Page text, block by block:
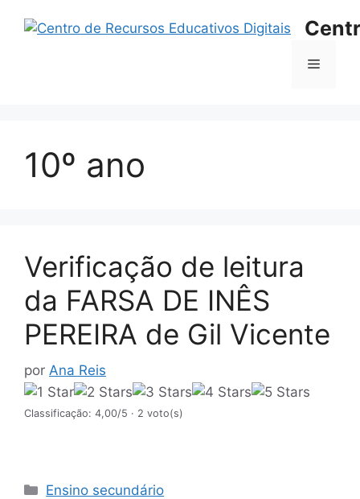
para
Menu
10º ano
Verificação de leitura
da FARSA DE INÊS
PEREIRA de Gil Vicente
por Ana Reis
Classificação: 4,00/5 · 2 voto(s)
Categorias
Ensino secundário